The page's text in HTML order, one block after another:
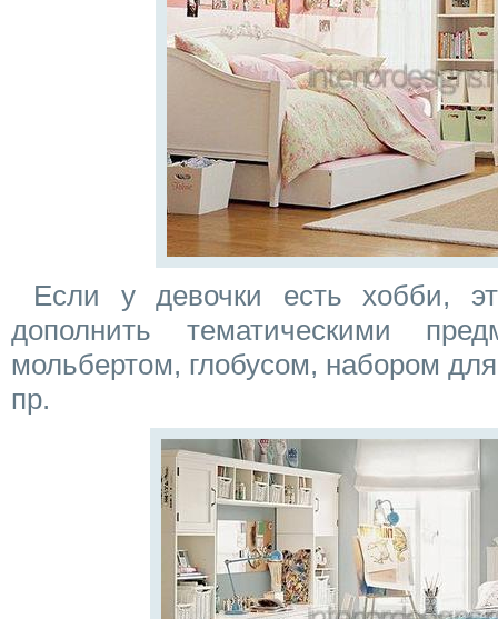
Если у девочки есть хобби,
дополнить тематическими
мольбертом, глобусом, набором
пр.